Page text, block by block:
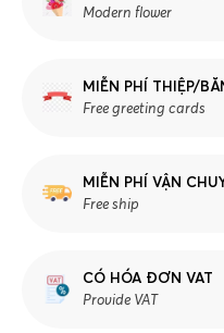
Modern flower
MIỄN PHÍ THIỆP/
Free greeting cards
MIỄN PHÍ VẬN
Free ship
CÓ HÓA ĐƠN VAT
Provide VAT